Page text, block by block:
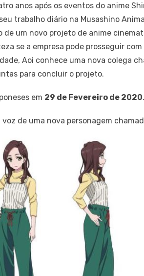
anos após os eventos do anime
trabalho diário na Musashino
de um novo projeto de anime
se a empresa pode prosseguir
Aoi conhece uma nova colega
para concluir o projeto.
em 29 de Fevereiro de 2020.
voz de uma nova personagem